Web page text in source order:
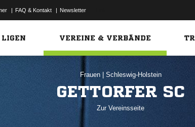
| FAQ & Kontakt | Newsletter
LIGEN VEREINE & VERBÄNDE
Frauen Schleswig-Holstein
GETTORFER SC
Zur Vereinsseite